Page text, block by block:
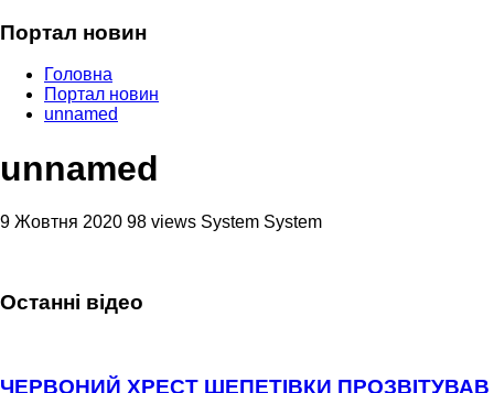
Портал новин
Головна
Портал новин
unnamed
unnamed
9 Жовтня 2020 98 views System System
Останні відео
ЧЕРВОНИЙ ХРЕСТ ШЕПЕТІВКИ ПРОЗВІТУВАВ